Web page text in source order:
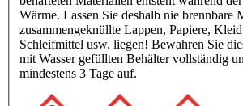
Wärme. Lassen Sie deshalb nie brennbare
zusammengeknüllte Lappen, Papiere,
Schleifmittel usw. liegen! Bewahren Sie
mit Wasser gefüllten Behälter vollständig
mindestens 3 Tage auf.